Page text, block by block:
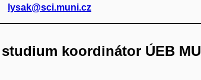
lysak@sci.muni.cz
studium koordinátor ÚEB MU